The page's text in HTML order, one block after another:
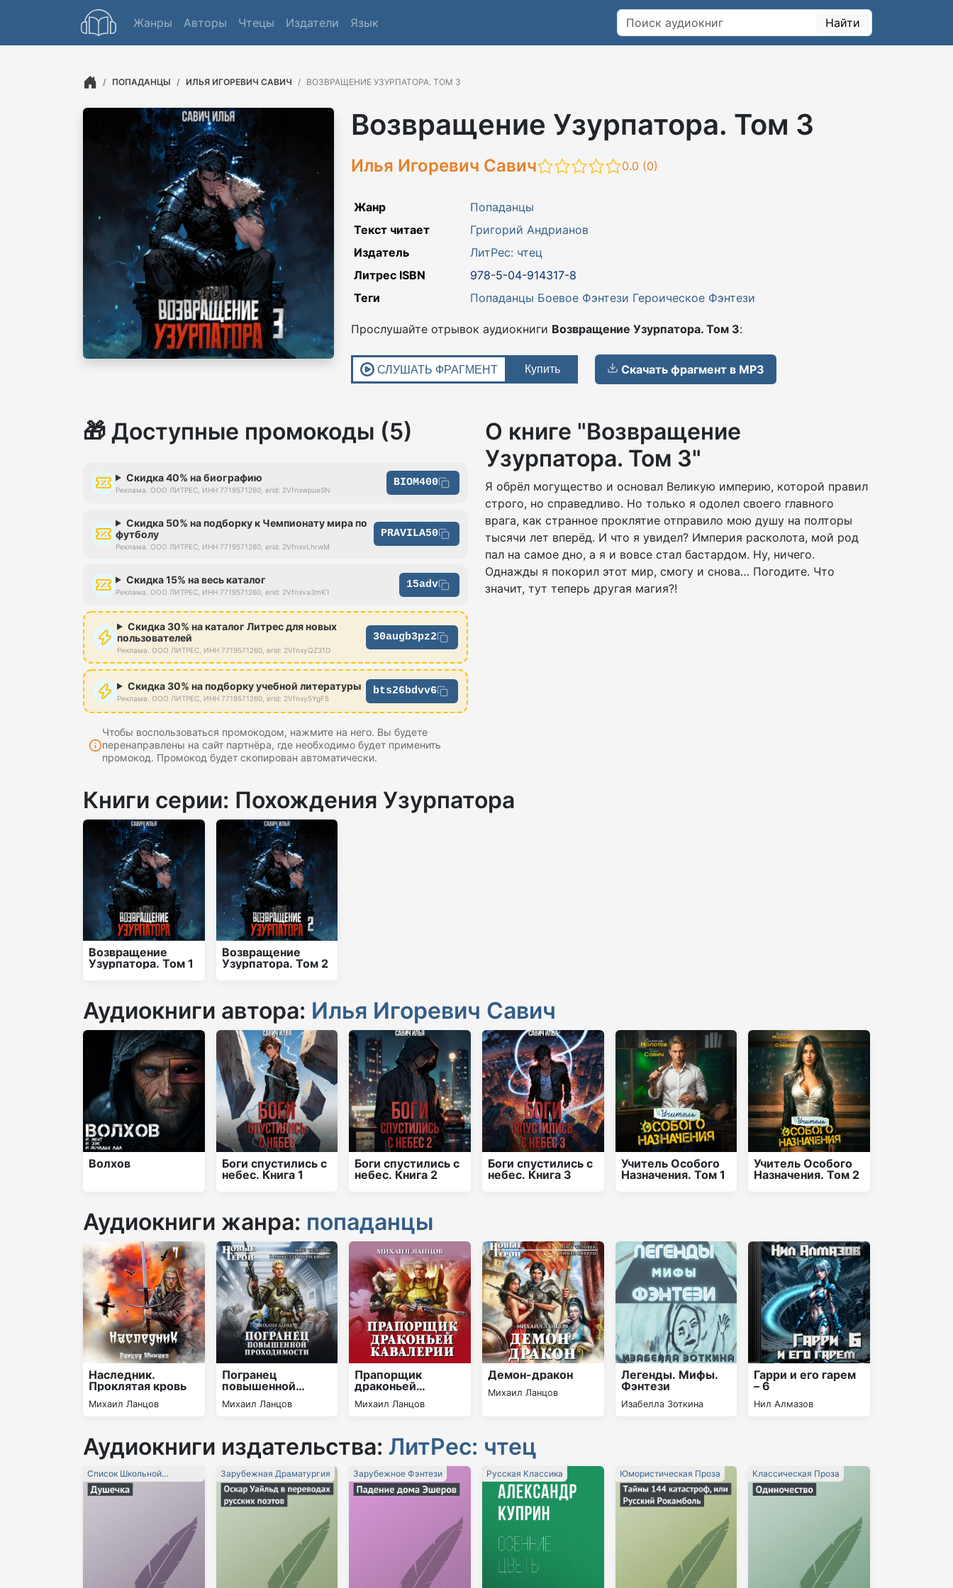
Жанры Авторы Чтецы Издатели Язык Найти
ПОПАДАНЦЫ ИЛЬЯ ИГОРЕВИЧ САВИЧ ВОЗВРАЩЕНИЕ УЗУРПАТОРА. ТОМ 3
Возвращение Узурпатора. Том 3
Илья Игоревич Савич 0.0 (0)
Жанр
Попаданцы
Текст читает
Григорий Андрианов
Издатель
ЛитРес: чтец
Литрес ISBN
978-5-04-914317-8
Теги
Попаданцы Боевое Фэнтези Героическое Фэнтези
Прослушайте отрывок аудиокниги Возвращение Узурпатора. Том 3:
Скачать фрагмент в MP3
🎁 Доступные промокоды (5)
Скидка 40% на биографию
Реклама. ООО ЛИТРЕС, ИНН 7719571260, erid: 2VfnxwpueSN
BIOM400
Скидка 50% на подборку к Чемпионату мира по
футболу
Реклама. ООО ЛИТРЕС, ИНН 7719571260, erid: 2VfnxvLhrwM
PRAVILA50
Скидка 15% на весь каталог
Реклама. ООО ЛИТРЕС, ИНН 7719571260, erid: 2Vfnxva3mK1
15adv
Скидка 30% на каталог Литрес для новых
пользователей
Реклама. ООО ЛИТРЕС, ИНН 7719571260, erid: 2VfnxyQZ31D
30augb3pz2
Скидка 30% на подборку учебной литературы
Реклама. ООО ЛИТРЕС, ИНН 7719571260, erid: 2Vfnxy5YgF5
bts26bdvv6
Чтобы воспользоваться промокодом, нажмите на него. Вы будете
перенаправлены на сайт партнёра, где необходимо будет применить
промокод. Промокод будет скопирован автоматически.
О книге "Возвращение
Узурпатора. Том 3"
Я обрёл могущество и основал Великую империю, которой правил
строго, но справедливо. Но только я одолел своего главного
врага, как странное проклятие отправило мою душу на полторы
тысячи лет вперёд. И что я увидел? Империя расколота, мой род
пал на самое дно, а я и вовсе стал бастардом. Ну, ничего.
Однажды я покорил этот мир, смогу и снова… Погодите. Что
значит, тут теперь другая магия?!
Книги серии: Похождения Узурпатора
Возвращение
Узурпатора. Том 1
Возвращение
Узурпатора. Том 2
Аудиокниги автора: Илья Игоревич Савич
Волхов
Боги спустились с
небес. Книга 1
Боги спустились с
небес. Книга 2
Боги спустились с
небес. Книга 3
Учитель Особого
Назначения. Том 1
Учитель Особого
Назначения. Том 2
Аудиокниги жанра: попаданцы
Наследник.
Проклятая кровь
Михаил Ланцов
Погранец
повышенной
проходимости
Михаил Ланцов
Прапорщик
драконьей
кавалерии
Михаил Ланцов
Демон-дракон
Михаил Ланцов
Легенды. Мифы.
Фэнтези
Изабелла Зоткина
Гарри и его гарем
– 6
Нил Алмазов
Аудиокниги издательства: ЛитРес: чтец
Список Школьной
Литературы 10-11 Класс
Зарубежная Драматургия Зарубежное Фэнтези Русская Классика Юмористическая Проза Классическая Проза